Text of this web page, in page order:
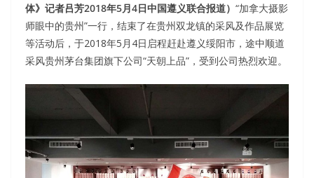
体》记者吕芳2018年5月4日中国遵义联合报道） “加拿大摄影
师眼中的贵州”一行，结束了在贵州双龙镇的采风及作品展览
等活动后，于2018年5月4日启程赶赴遵义绥阳市，途中顺道
采风贵州茅台集团旗下公司“天朝上品”，受到公司热烈欢迎。